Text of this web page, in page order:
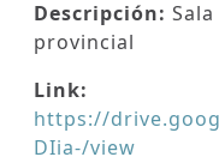
Descripción:
provincial
Link:
https://
DIia-/view